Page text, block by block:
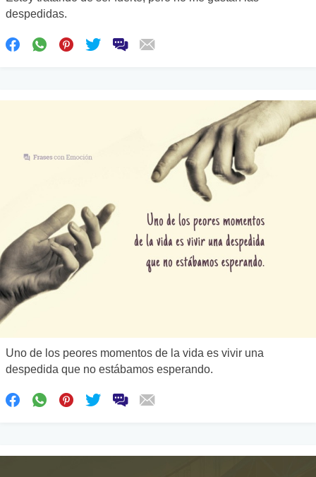
despedidas.
Uno de los peores momentos de la vida es vivir una
despedida que no estábamos esperando.